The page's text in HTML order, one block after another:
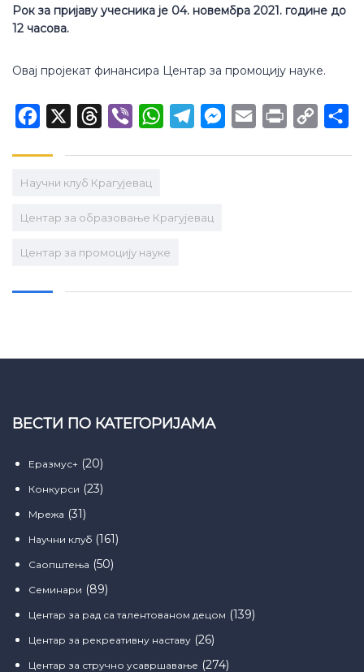
Рок за пријаву учесника је 04. новембра 2021. године до
12 часова.
Овај пројекат финансира Центар за промоцију науке.
Facebook Threads
Viber WhatsAppTelegramMessenger
Email Print
Copy
Научни клуб Крагујевац
Центар за образовање Крагујевац
Центар за промоцију науке
ВЕСТИ ПО КАТЕГОРИЈАМА
Еразмус+ (20)
Конкурси (23)
Мрежа (31)
Научни клуб (161)
Саопштења (50)
Семинари (89)
Центар за рад са талентованом децом (139)
Центар за рекреативну наставу (26)
Центар за стручно усавршавање (274)